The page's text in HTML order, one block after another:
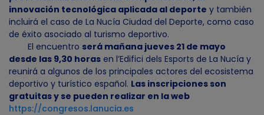
innovación tecnológica aplicada al deporte y también
incluirá el caso de La Nucía Ciudad del Deporte, como caso
de éxito asociado al turismo deportivo.
El encuentro será mañana jueves 21 de mayo
desde las 9,30 horas en l’Edifici dels Esports de La Nucía y
reunirá a algunos de los principales actores del ecosistema
deportivo y turístico español. Las inscripciones son
gratuitas y se pueden realizar en la web
https://congresos.lanucia.es